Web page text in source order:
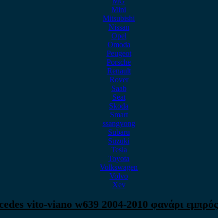
Mini
Mitsubishi
Nissan
Opel
Omoda
Peugeot
Porsche
Renault
Rover
Saab
Seat
Skoda
Smart
ssangyong
Subaru
Suzuki
Tesla
Toyota
Volkswagen
Volvo
Xev
vito-viano w639 2004-2010 φανάρι εμπρός